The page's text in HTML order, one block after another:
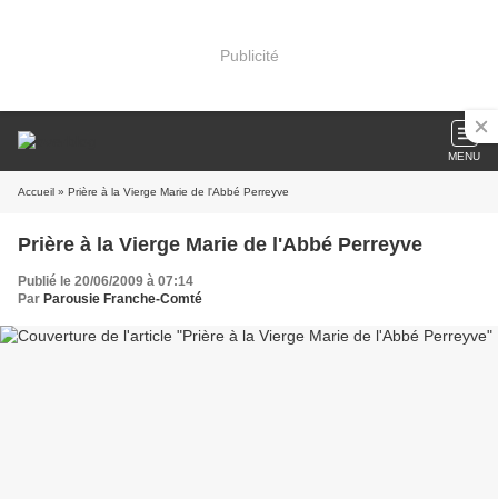
Publicité
MENU
Accueil » Prière à la Vierge Marie de l'Abbé Perreyve
Prière à la Vierge Marie de l'Abbé Perreyve
Publié le 20/06/2009 à 07:14
Par Parousie Franche-Comté